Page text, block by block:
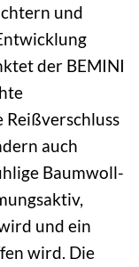
und
der BEMINI
auch
Baumwoll-
und ein
wird. Die